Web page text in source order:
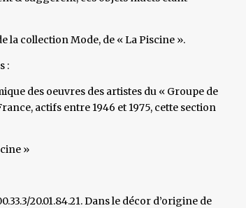
la collection Mode, de « La Piscine ».
:
des oeuvres des artistes du « Groupe de
actifs entre 1946 et 1975, cette section
»
20.01.84.21. Dans le décor d’origine de